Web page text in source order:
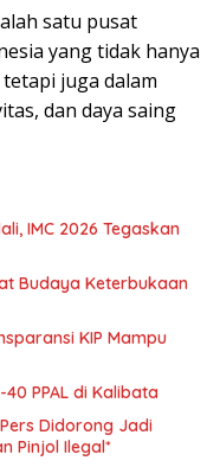
satu pusat
yang tidak hanya
juga dalam
dan daya saing
IMC 2026 Tegaskan
Budaya Keterbukaan
KIP Mampu
PPAL di Kalibata
Didorong Jadi
Pinjol Ilegal*